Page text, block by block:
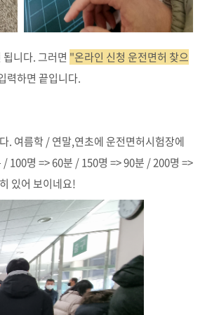
니다. 그러면 "온라인 신청 운전면허 찾으
력하면 끝입니다.
. 여름학 / 연말,연초에 운전면허시험장에
100명 => 60분 / 150명 => 90분 / 200명 =>
있어 보이네요!